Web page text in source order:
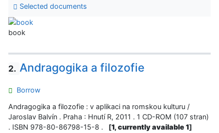
Selected documents
book
2. Andragogika a filozofie
Borrow
Andragogika a filozofie : v aplikaci na romskou kulturu /
Jaroslav Balvín . Praha : Hnutí R, 2011 . 1 CD-ROM (107 stran)
. ISBN 978-80-86798-15-8 .
[1, currently available 1]